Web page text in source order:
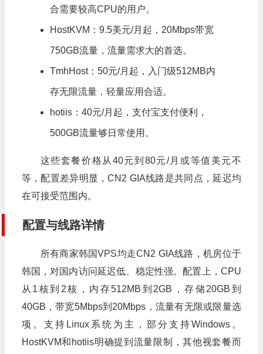
合需要较高CPU的用户。
HostKVM：9.5美元/月起，20Mbps带宽
750GB流量，流量需求大的首选。
TmhHost：50元/月起，入门级512MB内
存无限流量，轻量应用合适。
hotiis：40元/月起，支付宝支付便利，
500GB流量够日常使用。
这些套餐价格从40元到80元/月或等值美元不
等，配置差异明显，CN2 GIA线路是共同点，延迟均
在可接受范围内。
配置与线路详情
所有商家韩国VPS均走CN2 GIA线路，机房位于
韩国，对国内访问延迟低、稳定性强。配置上，CPU
从1核到2核，内存512MB到2GB，存储20GB到
40GB，带宽5Mbps到20Mbps，流量有无限或限量选
项。支持Linux系统为主，部分支持Windows。
HostKVM和hotiis明确提到流量限制，其他视套餐而